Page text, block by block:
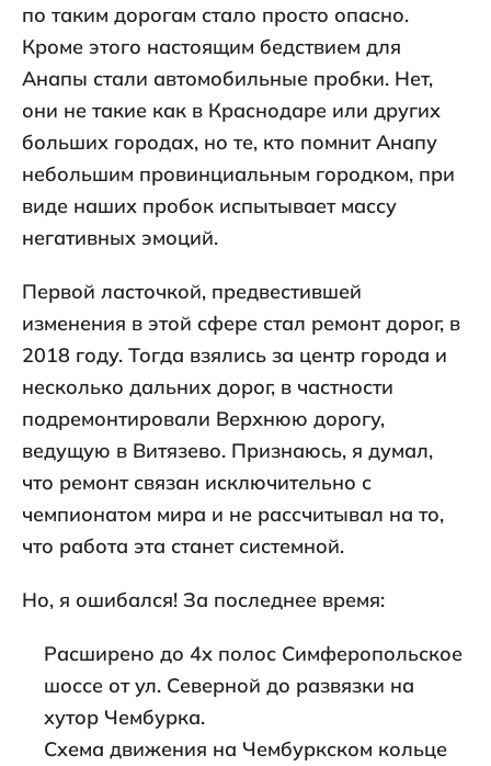
по таким дорогам стало просто опасно.
Кроме этого настоящим бедствием для
Анапы стали автомобильные пробки. Нет,
они не такие как в Краснодаре или других
больших городах, но те, кто помнит Анапу
небольшим провинциальным городком, при
виде наших пробок испытывает массу
негативных эмоций.
Первой ласточкой, предвестившей
изменения в этой сфере стал ремонт дорог, в
2018 году. Тогда взялись за центр города и
несколько дальних дорог, в частности
подремонтировали Верхнюю дорогу,
ведущую в Витязево. Признаюсь, я думал,
что ремонт связан исключительно с
чемпионатом мира и не рассчитывал на то,
что работа эта станет системной.
Но, я ошибался! За последнее время:
Расширено до 4х полос Симферопольское
шоссе от ул. Северной до развязки на
хутор Чембурка.
Схема движения на Чембуркском кольце